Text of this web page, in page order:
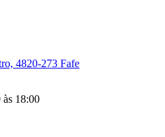
4820-273 Fafe
às 18:00